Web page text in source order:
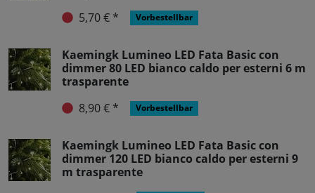
5,70 € *
Vorbestellbar
Kaemingk Lumineo LED Fata Basic con
dimmer 80 LED bianco caldo per esterni 6 m
trasparente
8,90 € *
Vorbestellbar
Kaemingk Lumineo LED Fata Basic con
dimmer 120 LED bianco caldo per esterni 9
m trasparente